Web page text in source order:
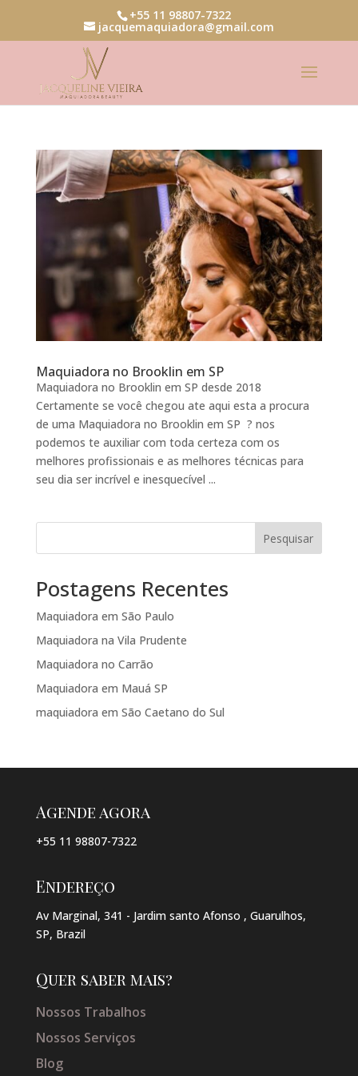
+55 11 98807-7322
jacquemaquiadora@gmail.com
Maquiadora no Brooklin em SP
Maquiadora no Brooklin em SP desde 2018
Certamente se você chegou ate aqui esta a procura
de uma Maquiadora no Brooklin em SP ? nos
podemos te auxiliar com toda certeza com os
melhores profissionais e as melhores técnicas para
seu dia ser incrível e inesquecível ...
Pesquisar
Postagens Recentes
Maquiadora em São Paulo
Maquiadora na Vila Prudente
Maquiadora no Carrão
Maquiadora em Mauá SP
maquiadora em São Caetano do Sul
Agende agora
+55 11 98807-7322
Endereço
Av Marginal, 341 - Jardim santo Afonso , Guarulhos,
SP, Brazil
Quer saber mais?
Nossos Trabalhos
Nossos Serviços
Blog